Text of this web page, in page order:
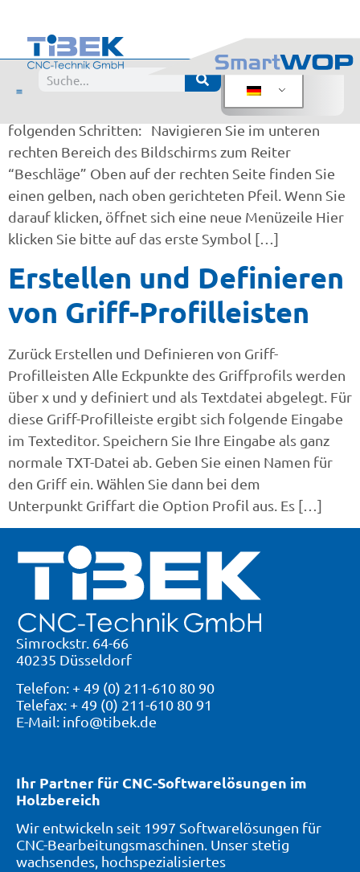
Zurück Kleiderstangen bzw. Schrankrohre anlegen
Wenn Sie Ihre Beschlagsbibliothek um ein
neues Schrankrohr erweitern wollen, folgen Sie bitte
folgenden Schritten: Navigieren Sie im unteren
rechten Bereich des Bildschirms zum Reiter
“Beschläge” Oben auf der rechten Seite finden Sie
einen gelben, nach oben gerichteten Pfeil. Wenn Sie
darauf klicken, öffnet sich eine neue Menüzeile Hier
klicken Sie bitte auf das erste Symbol […]
Erstellen und Definieren
von Griff-Profilleisten
Zurück Erstellen und Definieren von Griff-
Profilleisten Alle Eckpunkte des Griffprofils werden
über x und y definiert und als Textdatei abgelegt. Für
diese Griff-Profilleiste ergibt sich folgende Eingabe
im Texteditor. Speichern Sie Ihre Eingabe als ganz
normale TXT-Datei ab. Geben Sie einen Namen für
den Griff ein. Wählen Sie dann bei dem
Unterpunkt Griffart die Option Profil aus. Es […]
Ihr Partner für CNC-Softwarelösungen im
Holzbereich
Wir entwickeln seit 1997 Softwarelösungen für
CNC-Bearbeitungsmaschinen. Unser stetig
wachsendes, hochspezialisiertes
Simrockstr. 64-66
40235 Düsseldorf
Telefon: + 49 (0) 211-610 80 90
Telefax: + 49 (0) 211-610 80 91
E-Mail: info@tibek.de